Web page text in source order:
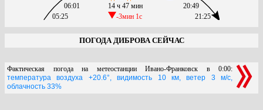
05:25
06:01
14 ч 47 мин
-3мин 1c
21:25
20:49
ПОГОДА ДИБРОВА СЕЙЧАС
Фактическая погода на метеостанции Ивано-Франковск в 0:00:
температура воздуха +20.6°, видимость 10 км, ветер 3 м/с,
облачность 33%